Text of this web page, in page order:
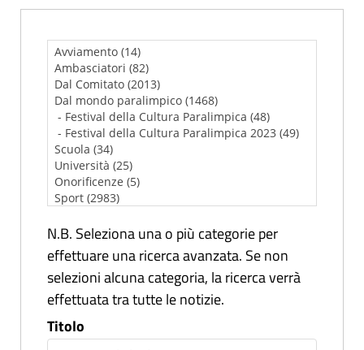
N.B. Seleziona una o più categorie per
effettuare una ricerca avanzata. Se non
selezioni alcuna categoria, la ricerca verrà
effettuata tra tutte le notizie.
Titolo